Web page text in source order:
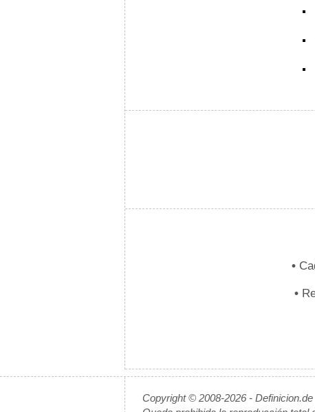
•
•
Copyright © 2008-2026 - Definicion.de